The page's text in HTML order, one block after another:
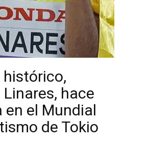
hace
en el Mundial
de Tokio